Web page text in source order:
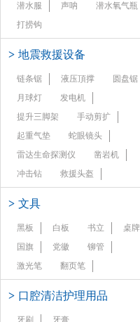
潜水服
声呐
潜水氧气瓶
打捞钩
> 地震救援设备
链条锯 液压頂撑
圆盘锯
月球灯
发电机
提升三脚架
手动剪扩
起重气垫
蛇眼镜头
雷达生命探测仪
凿岩机
冲击钻
救援头盔
> 文具
黑板 白板 书立
桌牌
国旗
党徽
铆管
激光笔
翻页笔
> 口腔清洁护理用品
牙刷 牙膏